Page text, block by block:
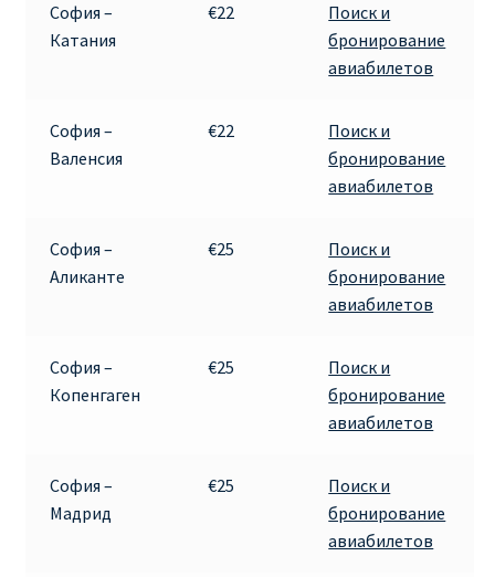
София –
Катания
€22
Поиск и
бронирование
авиабилетов
София –
Валенсия
€22
Поиск и
бронирование
авиабилетов
София –
Аликанте
€25
Поиск и
бронирование
авиабилетов
София –
Копенгаген
€25
Поиск и
бронирование
авиабилетов
София –
Мадрид
€25
Поиск и
бронирование
авиабилетов